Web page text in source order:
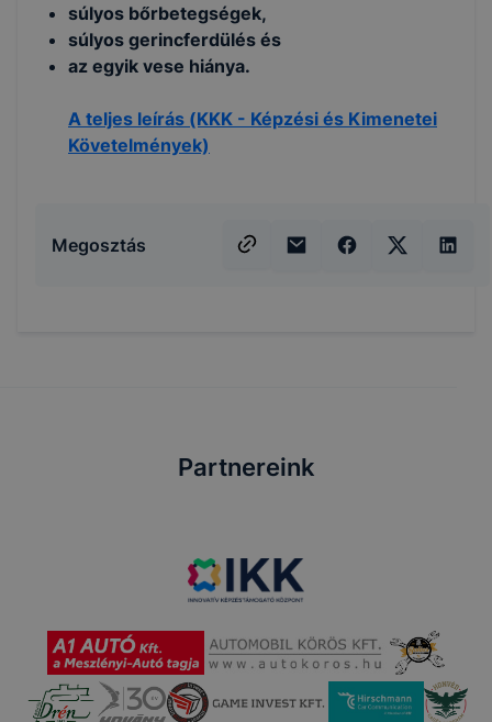
súlyos bőrbetegségek,
súlyos gerincferdülés és
az egyik vese hiánya.
A teljes leírás (KKK - Képzési és Kimenetei
Követelmények)
Megosztás
Partnereink